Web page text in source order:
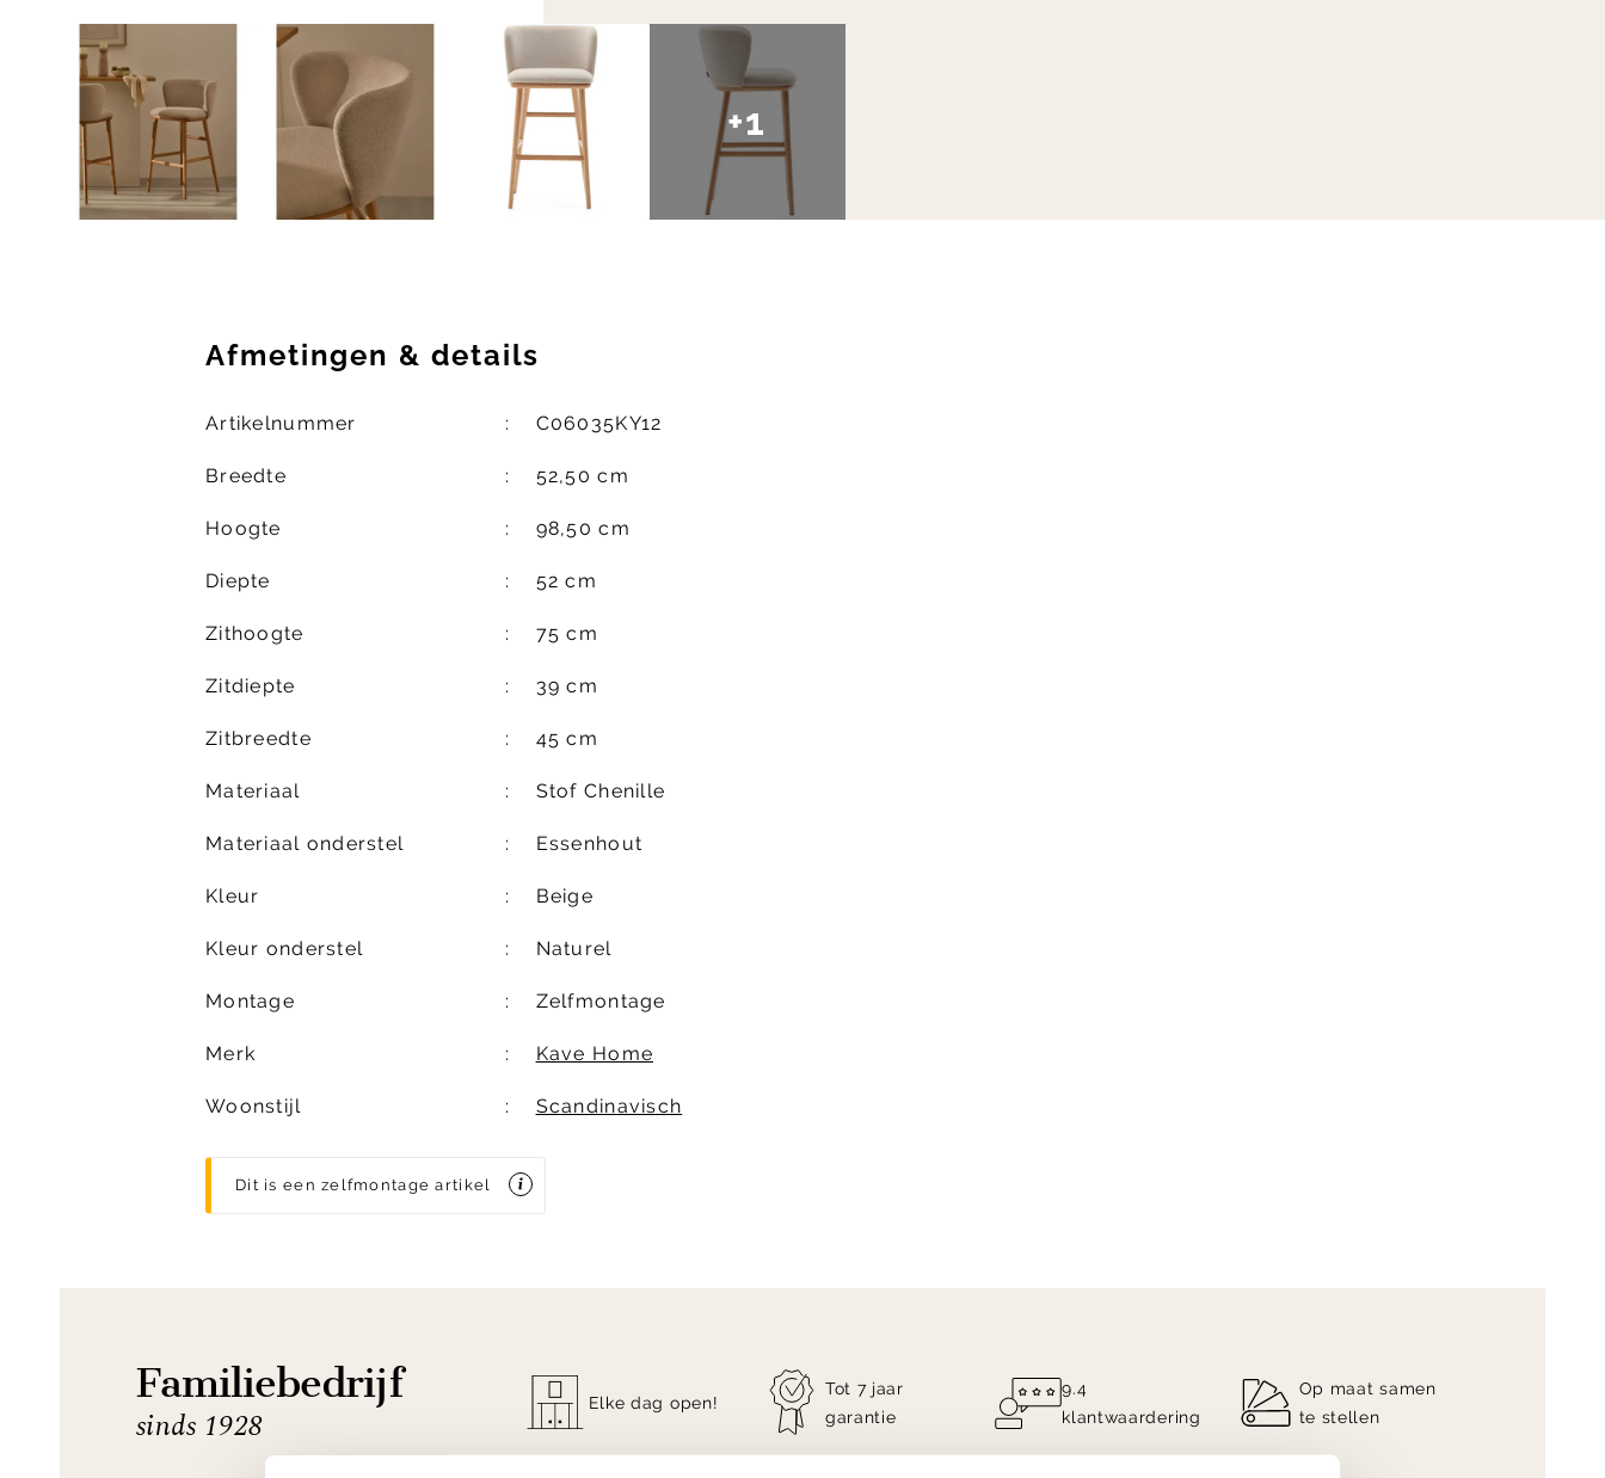
+1
Afmetingen & details
Artikelnummer C06035KY12
Breedte 52,50 cm
Hoogte 98,50 cm
Diepte 52 cm
Zithoogte 75 cm
Zitdiepte 39 cm
Zitbreedte 45 cm
Materiaal Stof Chenille
Materiaal onderstel Essenhout
Kleur Beige
Kleur onderstel Naturel
Montage Zelfmontage
Merk Kave Home
Woonstijl Scandinavisch
Dit is een zelfmontage artikel
Familiebedrijf
sinds 1928
Elke dag open!
Tot 7 jaar
garantie
9.4
klantwaardering
Op maat samen
te stellen